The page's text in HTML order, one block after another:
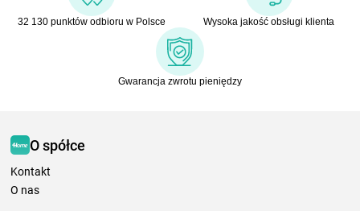
32 130 punktów odbioru w Polsce Wysoka jakość obsługi klienta
Gwarancja zwrotu pieniędzy
O spółce
Kontakt
O nas